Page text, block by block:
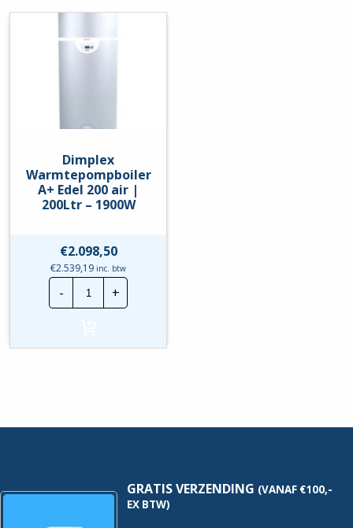
-
hoeveelheid
Dimplex
Warmtepompboiler
A+ Edel 200 air |
200Ltr – 1900W
€2.098,50
€2.539,19 inc. btw
-
Dimplex
Warmtepompboiler
A+
air
+
GRATIS VERZENDING (VANAF €100,-
EX BTW)